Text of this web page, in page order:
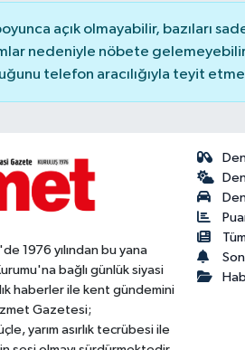
açık olmayabilir, bazıları
nedeniyle nöbete
telefon aracılığıyla teyit
1976 yılından bu yana
bağlı günlük siyasi
haberler ile kent gündemini
Gazetesi;
yarım asırlık tecrübesi ile